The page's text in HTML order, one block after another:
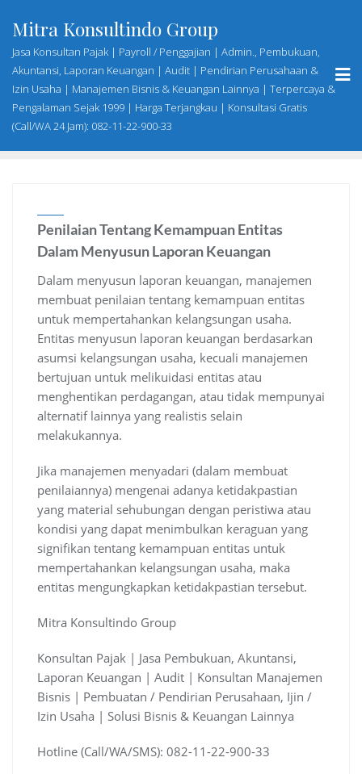
content
Mitra Konsultindo Group
Jasa Konsultan Pajak | Payroll / Penggajian | Admin., Pembukuan,
Akuntansi, Laporan Keuangan | Audit | Pendirian Perusahaan &
Izin Usaha | Manajemen Bisnis & Keuangan Lainnya | Terpercaya &
Pengalaman Sejak 1999 | Harga Terjangkau | Konsultasi Gratis
(Call/WA 24 Jam): 082-11-22-900-33
Penilaian Tentang Kemampuan Entitas
Dalam Menyusun Laporan Keuangan
Dalam menyusun laporan keuangan, manajemen
membuat penilaian tentang kemampuan entitas
untuk mempertahankan kelangsungan usaha.
Entitas menyusun laporan keuangan berdasarkan
asumsi kelangsungan usaha, kecuali manajemen
bertujuan untuk melikuidasi entitas atau
menghentikan perdagangan, atau tidak mempunyai
alternatif lainnya yang realistis selain
melakukannya.
Jika manajemen menyadari (dalam membuat
penilaiannya) mengenai adanya ketidakpastian
yang material sehubungan dengan peristiwa atau
kondisi yang dapat menimbulkan keraguan yang
signifikan tentang kemampuan entitas untuk
mempertahankan kelangsungan usaha, maka
entitas mengungkapkan ketidakpastian tersebut.
Mitra Konsultindo Group
Konsultan Pajak | Jasa Pembukuan, Akuntansi,
Laporan Keuangan | Audit | Konsultan Manajemen
Bisnis | Pembuatan / Pendirian Perusahaan, Ijin /
Izin Usaha | Solusi Bisnis & Keuangan Lainnya
Hotline (Call/WA/SMS): 082-11-22-900-33